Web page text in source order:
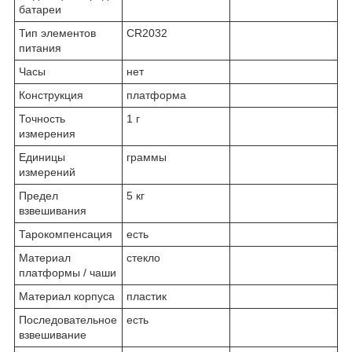
батареи
Тип элементов
питания
CR2032
Часы
нет
Конструкция
платформа
Точность
измерения
1 г
Единицы
измерений
граммы
Предел
взвешивания
5 кг
Тарокомпенсация
есть
Материал
платформы / чаши
стекло
Материал корпуса
пластик
Последовательное
взвешивание
есть